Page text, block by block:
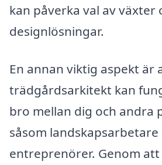
kan påverka val av växter
designlösningar.
En annan viktig aspekt är
trädgårdsarkitekt kan
bro mellan dig och andra
såsom landskapsarbetare
entreprenörer. Genom